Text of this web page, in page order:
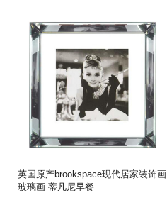
英国原产brookspace现代居家装饰画
玻璃画 蒂凡尼早餐